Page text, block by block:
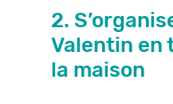
2.
Valentin
la maison